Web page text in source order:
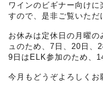
ワインのビギナー向けに
すので、是非ご覧いただ
お休みは定休日の月曜
ュのため、7日、20日、
9日はELK参加のため、
今月もどうぞよろしくお